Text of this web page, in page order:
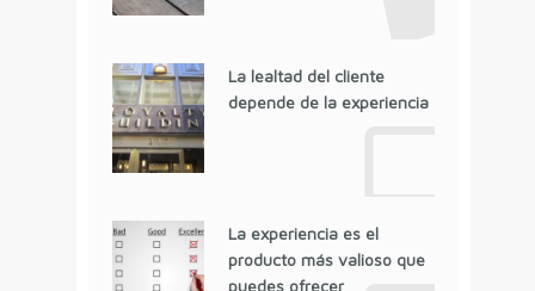
La lealtad del cliente
depende de la experiencia
La experiencia es el
producto más valioso que
puedes ofrecer